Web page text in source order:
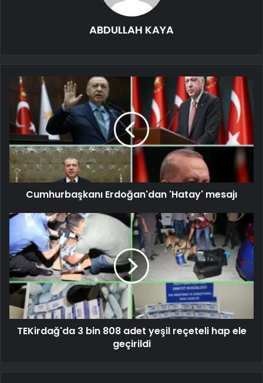
ABDULLAH KAYA
Cumhurbaşkanı Erdoğan'dan 'Hatay' mesajı
TEKirdağ'da 3 bin 808 adet yeşil reçeteli hap ele
geçirildi